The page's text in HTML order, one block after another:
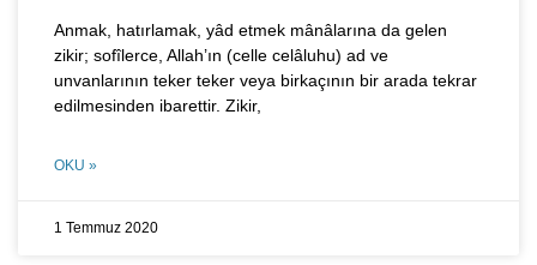
Anmak, hatırlamak, yâd etmek mânâlarına da gelen
zikir; sofîlerce, Allah’ın (celle celâluhu) ad ve
unvanlarının teker teker veya birkaçının bir arada tekrar
edilmesinden ibarettir. Zikir,
OKU »
1 Temmuz 2020